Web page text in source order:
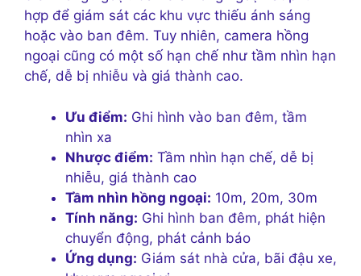
hợp để giám sát các khu vực thiếu ánh sáng
hoặc vào ban đêm. Tuy nhiên, camera hồng
ngoại cũng có một số hạn chế như tầm nhìn hạn
chế, dễ bị nhiễu và giá thành cao.
Ưu điểm: Ghi hình vào ban đêm, tầm
nhìn xa
Nhược điểm: Tầm nhìn hạn chế, dễ bị
nhiễu, giá thành cao
Tầm nhìn hồng ngoại: 10m, 20m, 30m
Tính năng: Ghi hình ban đêm, phát hiện
chuyển động, phát cảnh báo
Ứng dụng: Giám sát nhà cửa, bãi đậu xe,